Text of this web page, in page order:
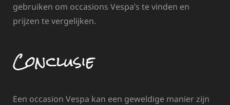
gebruiken om occasions Vespa’s te vinden en
prijzen te vergelijken.
Conclusie
Een occasion Vespa kan een geweldige manier zijn